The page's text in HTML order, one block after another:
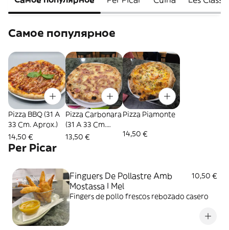
Самое популярное
Pizza BBQ (31 A
33 Cm. Aprox.)
14,50 €
Pizza Carbonara
(31 A 33 Cm.
Aprox.)
13,50 €
Pizza Piamonte
14,50 €
Per Picar
Finguers De Pollastre Amb
Mostassa I Mel
10,50 €
Fingers de pollo frescos rebozado casero